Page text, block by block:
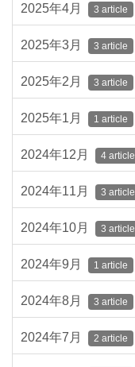
2025年4月 3 article
2025年3月 3 article
2025年2月 3 article
2025年1月 1 article
2024年12月 4 article
2024年11月 3 article
2024年10月 3 article
2024年9月 1 article
2024年8月 3 article
2024年7月 2 article